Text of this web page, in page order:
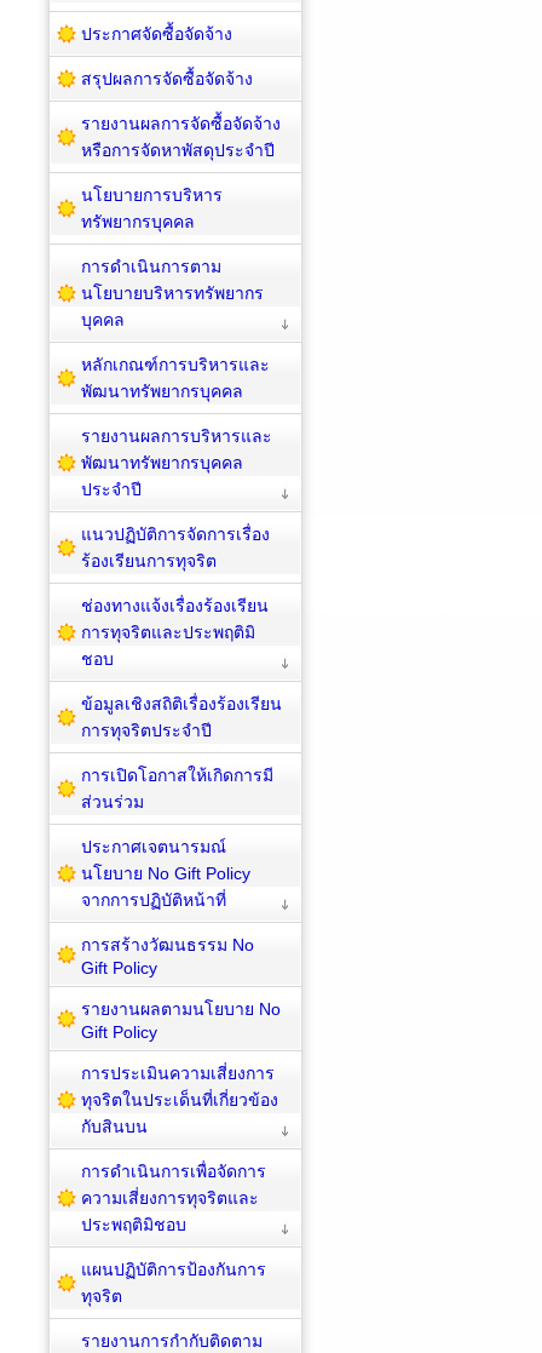
ประกาศจัดซื้อจัดจ้าง
สรุปผลการจัดซื้อจัดจ้าง
รายงานผลการจัดซื้อจัดจ้าง
หรือการจัดหาพัสดุประจำปี
นโยบายการบริหาร
ทรัพยากรบุคคล
การดำเนินการตาม
นโยบายบริหารทรัพยากร
บุคคล
หลักเกณฑ์การบริหารและ
พัฒนาทรัพยากรบุคคล
รายงานผลการบริหารและ
พัฒนาทรัพยากรบุคคล
ประจำปี
แนวปฏิบัติการจัดการเรื่อง
ร้องเรียนการทุจริต
ช่องทางแจ้งเรื่องร้องเรียน
การทุจริตและประพฤติมิ
ชอบ
ข้อมูลเชิงสถิติเรื่องร้องเรียน
การทุจริตประจำปี
การเปิดโอกาสให้เกิดการมี
ส่วนร่วม
ประกาศเจตนารมณ์
นโยบาย No Gift Policy
จากการปฏิบัติหน้าที่
การสร้างวัฒนธรรม No
Gift Policy
รายงานผลตามนโยบาย No
Gift Policy
การประเมินความเสี่ยงการ
ทุจริตในประเด็นที่เกี่ยวข้อง
กับสินบน
การดำเนินการเพื่อจัดการ
ความเสี่ยงการทุจริตและ
ประพฤติมิชอบ
แผนปฏิบัติการป้องกันการ
ทุจริต
รายงานการกำกับติดตาม